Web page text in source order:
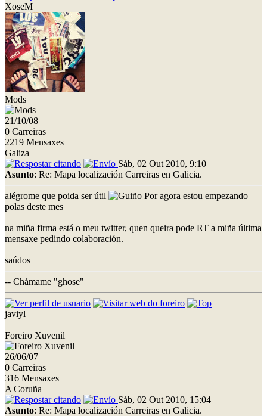
XoseM
Mods
21/10/08
0 Carreiras
2219 Mensaxes
Galiza
Sáb, 02 Out 2010, 9:10
Asunto: Re: Mapa localización Carreiras en Galicia.
alégrome que poida ser útil
Por agora estou empezando
polas deste mes
na miña firma está o meu twitter, quen queira pode RT a miña última
mensaxe pedindo colaboración.
saúdos
-- Chámame "ghose"
javiyl
Foreiro Xuvenil
26/06/07
0 Carreiras
316 Mensaxes
A Coruña
Sáb, 02 Out 2010, 15:04
Asunto: Re: Mapa localización Carreiras en Galicia.